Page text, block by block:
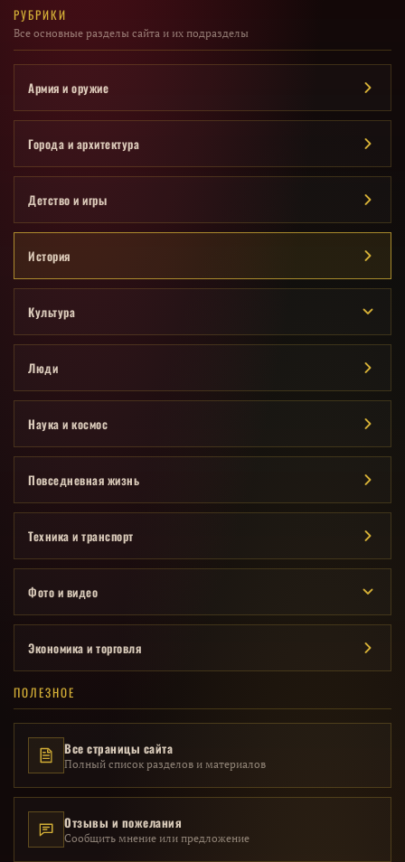
РУБРИКИ
Все основные разделы сайта и их подразделы
Армия и оружие
Города и архитектура
Детство и игры
История
Культура
Люди
Наука и космос
Повседневная жизнь
Техника и транспорт
Фото и видео
Экономика и торговля
ПОЛЕЗНОЕ
Все страницы сайта
Полный список разделов и материалов
Отзывы и пожелания
Сообщить мнение или предложение